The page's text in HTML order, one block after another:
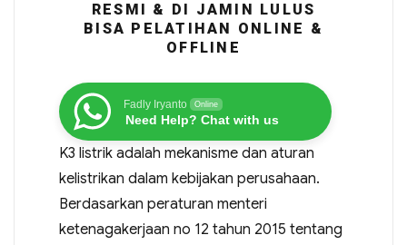
RESMI & DI JAMIN LULUS
BISA PELATIHAN ONLINE &
OFFLINE
Fadly Iryanto Online
Need Help? Chat with us
K3 listrik adalah mekanisme dan aturan
kelistrikan dalam kebijakan perusahaan.
Berdasarkan peraturan menteri
ketenagakerjaan no 12 tahun 2015 tentang